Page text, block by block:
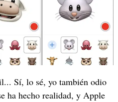
Sí, lo sé, yo también odio
ha hecho realidad, y Apple